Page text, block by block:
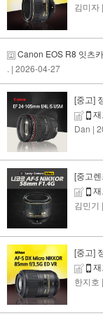
김미자
Canon EOS R8 잇츠
. | 2026-04-27
[중고]
Dan |
[중고
김민기
[중고]
한지호